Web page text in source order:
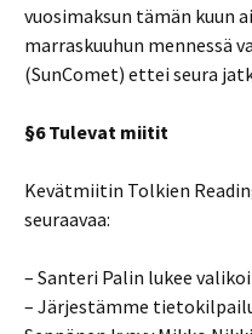
vuosimaksun tämän kuun
marraskuuhun mennessä
(SunComet) ettei seura
§6 Tulevat miitit
Kevätmiitin Tolkien
seuraavaa:
– Santeri Palin lukee
– Järjestämme